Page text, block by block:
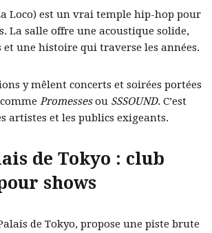
Loco) est un vrai temple hip-hop pour
La salle offre une acoustique solide,
et une histoire qui traverse les années.
y mêlent concerts et soirées portées
Promessesou SSSOUND. C’est
artistes et les publics exigeants.
de Tokyo : club
shows
de Tokyo, propose une piste brute